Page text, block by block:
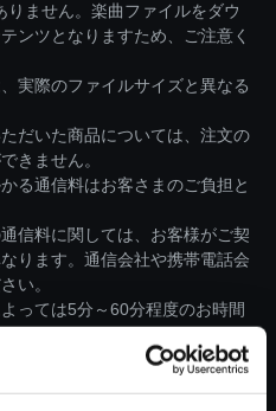
りません。楽曲ファイルをダウ
ンツとなりますため、ご注意く
実際のファイルサイズと異なる
だいた商品については、注文の
きません。
る通信料はお客さまのご負担と
信料に関しては、お客様がご契
ります。通信会社や携帯電話会
い。
っては5分～60分程度のお時間
ウンロードの際には、通信環境